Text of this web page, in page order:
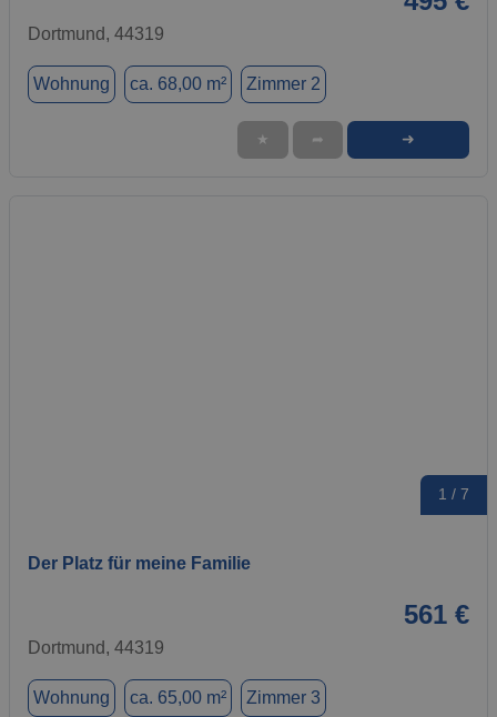
Dortmund, 44319
Wohnung ca. 68,00 m² Zimmer 2
★ ➦ ➜
1 / 7
Der Platz für meine Familie
561 €
Dortmund, 44319
Wohnung ca. 65,00 m² Zimmer 3